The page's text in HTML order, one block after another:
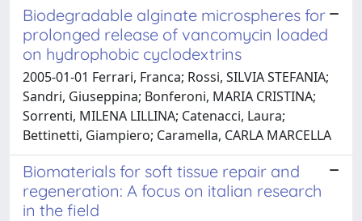
Biodegradable alginate microspheres for
prolonged release of vancomycin loaded
on hydrophobic cyclodextrins
2005-01-01 Ferrari, Franca; Rossi, SILVIA STEFANIA;
Sandri, Giuseppina; Bonferoni, MARIA CRISTINA;
Sorrenti, MILENA LILLINA; Catenacci, Laura;
Bettinetti, Giampiero; Caramella, CARLA MARCELLA
Biomaterials for soft tissue repair and
regeneration: A focus on italian research
in the field